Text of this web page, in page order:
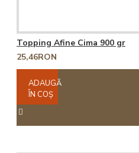
Topping Afine Cima 900 gr
25,46RON
ADAUGĂ
ÎN COŞ